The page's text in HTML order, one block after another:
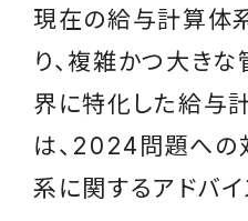
現在の給与計算体
り、複雑かつ大き
界に特化した給与
は、2024問題への
系に関するアドバ